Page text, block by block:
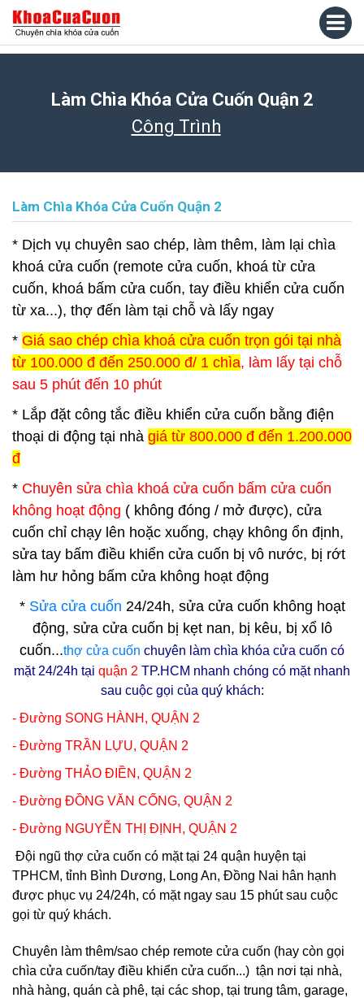
Làm Chìa Khóa Cửa Cuốn Quận 2
Công Trình
Làm Chìa Khóa Cửa Cuốn Quận 2
* Dịch vụ chuyên sao chép, làm thêm, làm lại chìa
khoá cửa cuốn (remote cửa cuốn, khoá từ cửa
cuốn, khoá bấm cửa cuốn, tay điều khiển cửa cuốn
từ xa...), thợ đến làm tại chỗ và lấy ngay
* Giá sao chép chìa khoá cửa cuốn trọn gói tại nhà
từ 100.000 đ đến 250.000 đ/ 1 chìa, làm lấy tại chỗ
sau 5 phút đến 10 phút
* Lắp đặt công tắc điều khiển cửa cuốn bằng điện
thoại di động tại nhà giá từ 800.000 đ đến 1.200.000
đ
* Chuyên sửa chìa khoá cửa cuốn bấm cửa cuốn
không hoạt động ( không đóng / mở được), cửa
cuốn chỉ chạy lên hoặc xuống, chạy không ổn định,
sửa tay bấm điều khiển cửa cuốn bị vô nước, bị rớt
làm hư hỏng bấm cửa không hoạt động
* Sửa cửa cuốn 24/24h, sửa cửa cuốn không hoạt
động, sửa cửa cuốn bị kẹt nan, bị kêu, bị xổ lô
cuốn...thợ cửa cuốn chuyên làm chìa khóa cửa cuốn có
mặt 24/24h tại quận 2 TP.HCM nhanh chóng có mặt nhanh
sau cuộc gọi của quý khách:
- Đường SONG HÀNH, QUẬN 2
- Đường TRẦN LỰU, QUẬN 2
- Đường THẢO ĐIỀN, QUẬN 2
- Đường ĐỒNG VĂN CỐNG, QUẬN 2
- Đường NGUYỄN THỊ ĐỊNH, QUẬN 2
Đội ngũ thợ cửa cuốn có mặt tại 24 quận huyện tại
TPHCM, tỉnh Bình Dương, Long An, Đồng Nai hân hạnh
được phục vụ 24/24h, có mặt ngay sau 15 phút sau cuộc
gọi từ quý khách.
Chuyên làm thêm/sao chép remote cửa cuốn (hay còn gọi
chìa cửa cuốn/tay điều khiển cửa cuốn...) tận nơi tại nhà,
nhà hàng, quán cà phê, tại các shop, tại trung tâm, garage,